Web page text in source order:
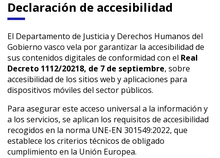
Declaración de accesibilidad
El Departamento de Justicia y Derechos Humanos del
Gobierno vasco vela por garantizar la accesibilidad de
sus contenidos digitales de conformidad con el Real
Decreto 1112/20218, de 7 de septiembre, sobre
accesibilidad de los sitios web y aplicaciones para
dispositivos móviles del sector públicos.
Para asegurar este acceso universal a la información y
a los servicios, se aplican los requisitos de accesibilidad
recogidos en la norma UNE-EN 301549:2022, que
establece los criterios técnicos de obligado
cumplimiento en la Unión Europea.